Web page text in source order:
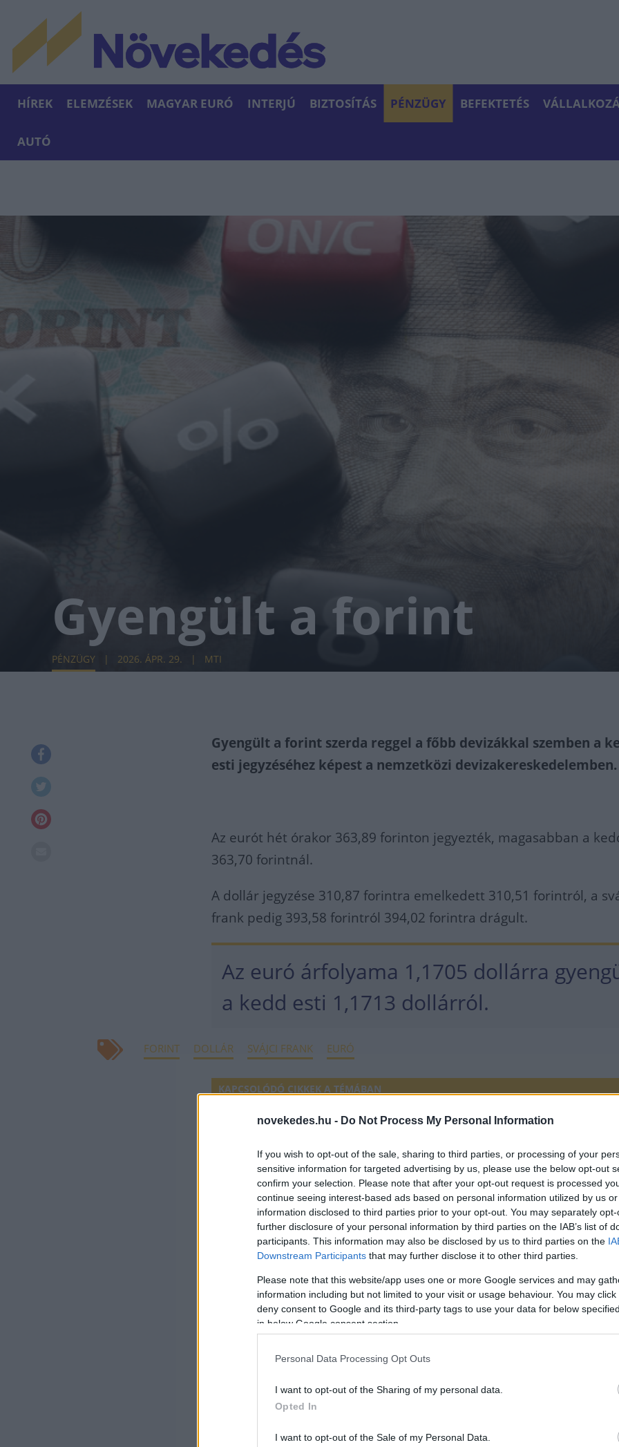
novekedes.hu - Do Not Process My Personal Information
If you wish to opt-out of the sale, sharing to third parties, or processing of your
sensitive information for targeted advertising by us, please use the below opt-out
confirm your selection. Please note that after your opt-out request is processed
continue seeing interest-based ads based on personal information utilized by us
information disclosed to third parties prior to your opt-out. You may separately
further disclosure of your personal information by third parties on the IAB’s list of
participants. This information may also be disclosed by us to third parties on the
Downstream Participants that may further disclose it to other third parties.
Please note that this website/app uses one or more Google services and may
information including but not limited to your visit or usage behaviour. You may
deny consent to Google and its third-party tags to use your data for below
in below Google consent section.
Personal Data Processing Opt Outs
I want to opt-out of the Sharing of my personal data.
Opted In
I want to opt-out of the Sale of my Personal Data.
HÍREK ELEMZÉSEK MAGYAR EURÓ INTERJÚ BIZTOSÍTÁS PÉNZÜGY BEFEKTETÉS
AUTÓ
Gyengült a forint
PÉNZÜGY 2026. ÁPR. 29. MTI
Gyengült a forint szerda reggel a főbb devizákkal szemben a
esti jegyzéséhez képest a nemzetközi devizakereskedelemben.
Az eurót hét órakor 363,89 forinton jegyezték, magasabban a
363,70 forintnál.
A dollár jegyzése 310,87 forintra emelkedett 310,51 forintról, a
frank pedig 393,58 forintról 394,02 forintra drágult.
Az euró árfolyama 1,1705 dollárra
a kedd esti 1,1713 dollárról.
FORINT DOLLÁR SVÁJCI FRANK EURÓ
KAPCSOLÓDÓ CIKKEK A TÉMÁBAN
360 forintos euró mellett is könnyen bukhatunk a
Innen már inkább gyengülhet a forint év végéig